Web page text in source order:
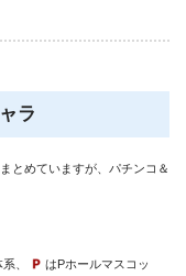
ラ
とめていますが、パチンコ＆
、 はPホールマスコッ